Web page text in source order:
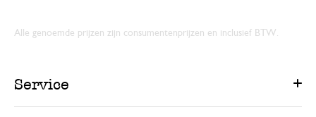
Alle genoemde prijzen zijn consumentenprijzen en inclusief BTW.
Service